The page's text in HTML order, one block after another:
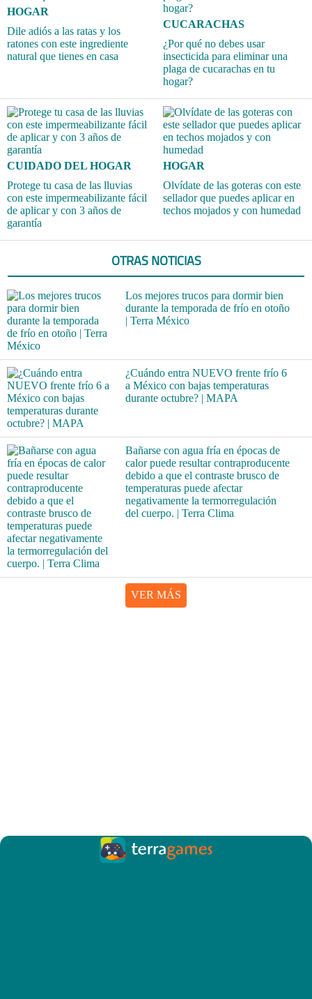
HOGAR
Dile adiós a las ratas y los
ratones con este ingrediente
natural que tienes en casa
CUCARACHAS
¿Por qué no debes usar
insecticida para eliminar una
plaga de cucarachas en tu
hogar?
CUIDADO DEL HOGAR
Protege tu casa de las lluvias
con este impermeabilizante fácil
de aplicar y con 3 años de
garantía
HOGAR
Olvídate de las goteras con este
sellador que puedes aplicar en
techos mojados y con humedad
OTRAS NOTICIAS
Los mejores trucos para dormir bien
durante la temporada de frío en otoño
| Terra México
¿Cuándo entra NUEVO frente frío 6
a México con bajas temperaturas
durante octubre? | MAPA
Bañarse con agua fría en épocas de
calor puede resultar contraproducente
debido a que el contraste brusco de
temperaturas puede afectar
negativamente la termorregulación
del cuerpo. | Terra Clima
VER MÁS